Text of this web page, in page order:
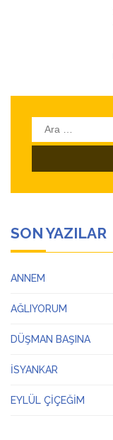
Arama:
SON YAZILAR
ANNEM
AĞLIYORUM
DÜŞMAN BAŞINA
İSYANKAR
EYLÜL ÇİÇEĞİM